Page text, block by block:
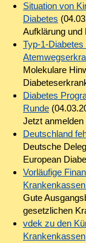
Situation von
Diabetes
Aufklärung und
Typ-1-Diabetes
Molekulare
Diabetes
Runde
Jetzt anmelden
Deutschland
Deutsche
European
Vorläufige
Gute
gesetzlichen
vdek zu den
Krankenkassen